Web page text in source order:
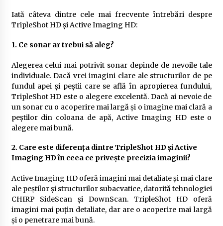
Iată câteva dintre cele mai frecvente întrebări despre
TripleShot HD și Active Imaging HD:
1. Ce sonar ar trebui să aleg?
Alegerea celui mai potrivit sonar depinde de nevoile tale
individuale. Dacă vrei imagini clare ale structurilor de pe
fundul apei și peștii care se află în apropierea fundului,
TripleShot HD este o alegere excelentă. Dacă ai nevoie de
un sonar cu o acoperire mai largă și o imagine mai clară a
peștilor din coloana de apă, Active Imaging HD este o
alegere mai bună.
2. Care este diferența dintre TripleShot HD și Active
Imaging HD în ceea ce privește precizia imaginii?
Active Imaging HD oferă imagini mai detaliate și mai clare
ale peștilor și structurilor subacvatice, datorită tehnologiei
CHIRP SideScan și DownScan. TripleShot HD oferă
imagini mai puțin detaliate, dar are o acoperire mai largă
și o penetrare mai bună.